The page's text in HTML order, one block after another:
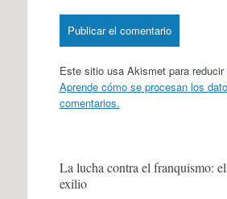
Este sitio usa Akismet para reducir
Aprende cómo se procesan los
comentarios.
La lucha contra el franquismo:
exilio